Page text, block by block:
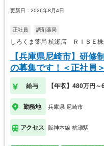
更新日：2026年8月4日
正社員 調剤薬局
しろくま薬局 杭瀬店 ＲＩＳＥ株
【兵庫県尼崎市】研
の募集です！＜正社員＞
給与 【年収】480万円～
勤務地 兵庫県 尼崎市
アクセス 阪神本線 杭瀬駅